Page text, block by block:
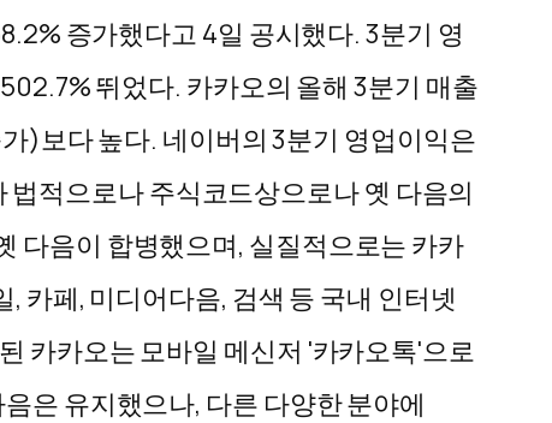
증가했다고 4일 공시했다. 3분기 영
뛰었다. 카카오의 올해 3분기 매출
)보다 높다. 네이버의 3분기 영업이익은
적으로나 주식코드상으로나 옛 다음의
다음이 합병했으며, 실질적으로는 카카
카페, 미디어다음, 검색 등 국내 인터넷
카카오는 모바일 메신저 '카카오톡'으로
은 유지했으나, 다른 다양한 분야에